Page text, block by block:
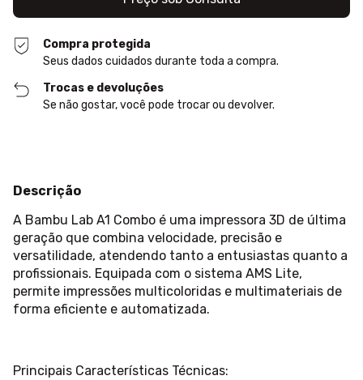
Compra protegida
Seus dados cuidados durante toda a compra.
Trocas e devoluções
Se não gostar, você pode trocar ou devolver.
Descrição
A Bambu Lab A1 Combo é uma impressora 3D de última
geração que combina velocidade, precisão e
versatilidade, atendendo tanto a entusiastas quanto a
profissionais. Equipada com o sistema AMS Lite,
permite impressões multicoloridas e multimateriais de
forma eficiente e automatizada.
Principais Características Técnicas: